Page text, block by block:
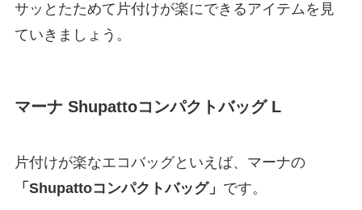
サッとたためて片付けが楽にできるアイテムを見
ていきましょう。
マーナ Shupattoコンパクトバッグ L
片付けが楽なエコバッグといえば、マーナの
「Shupattoコンパクトバッグ」 です。